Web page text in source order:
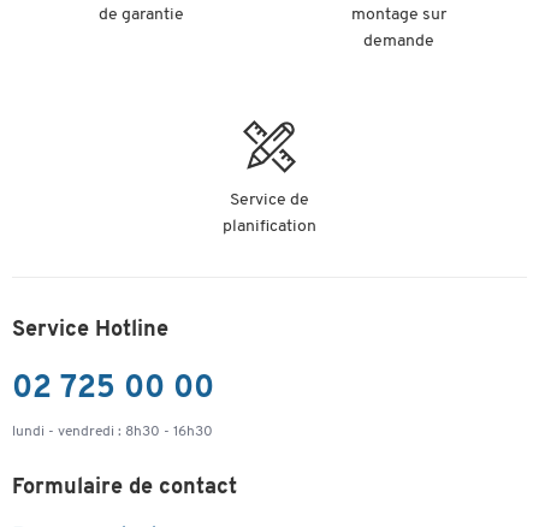
de garantie
montage sur
demande
Service de
planification
Service Hotline
02 725 00 00
lundi - vendredi : 8h30 - 16h30
Formulaire de contact